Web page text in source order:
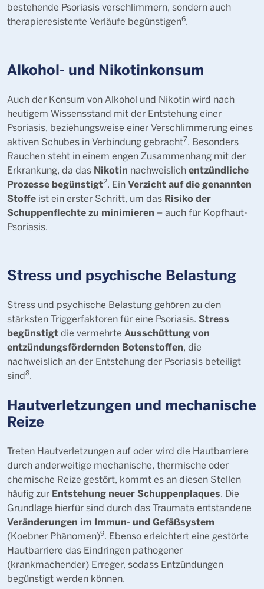
bestehende Psoriasis verschlimmern, sondern auch
therapieresistente Verläufe begünstigen6.
Alkohol- und Nikotinkonsum
Auch der Konsum von Alkohol und Nikotin wird nach
heutigem Wissensstand mit der Entstehung einer
Psoriasis, beziehungsweise einer Verschlimmerung eines
aktiven Schubes in Verbindung gebracht7. Besonders
Rauchen steht in einem engen Zusammenhang mit der
Erkrankung, da das Nikotin nachweislichentzündliche
Prozesse begünstigt2. EinVerzicht auf die genannten
Stoffe ist ein erster Schritt, um das Risiko der
Schuppenflechte zu minimieren – auch für Kopfhaut-
Psoriasis.
Stress und psychische Belastung
Stress und psychische Belastung gehören zu den
stärksten Triggerfaktoren für eine Psoriasis. Stress
begünstigtdie vermehrte Ausschüttung von
entzündungsfördernden Botenstoffen, die
nachweislich an der Entstehung der Psoriasis beteiligt
sind8.
Hautverletzungen und mechanische
Reize
Treten Hautverletzungen auf oder wird die Hautbarriere
durch anderweitige mechanische, thermische oder
chemische Reize gestört, kommt es an diesen Stellen
häufig zur Entstehung neuer Schuppenplaques. Die
Grundlage hierfür sind durch das Traumata entstandene
Veränderungen im Immun- und Gefäßsystem
(Koebner Phänomen)9. Ebenso erleichtert eine gestörte
Hautbarriere das Eindringen pathogener
(krankmachender) Erreger, sodass Entzündungen
begünstigt werden können.